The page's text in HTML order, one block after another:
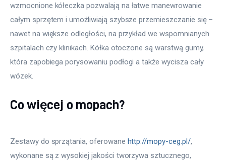
wzmocnione kółeczka pozwalają na łatwe manewrowanie
całym sprzętem i umożliwiają szybsze przemieszczanie się –
nawet na większe odległości, na przykład we wspomnianych
szpitalach czy klinikach. Kółka otoczone są warstwą gumy,
która zapobiega porysowaniu podłogi a także wycisza cały
Co więcej o mopach?
Zestawy do sprzątania, oferowane http://mopy-ceg.pl/,
wykonane są z wysokiej jakości tworzywa sztucznego,